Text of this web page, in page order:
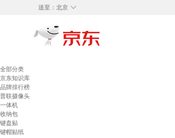
◇
送至： 北京
全部分类
京东知识库
品牌排行榜
普联摄像头
一体机
收纳包
键盘贴
键帽贴纸